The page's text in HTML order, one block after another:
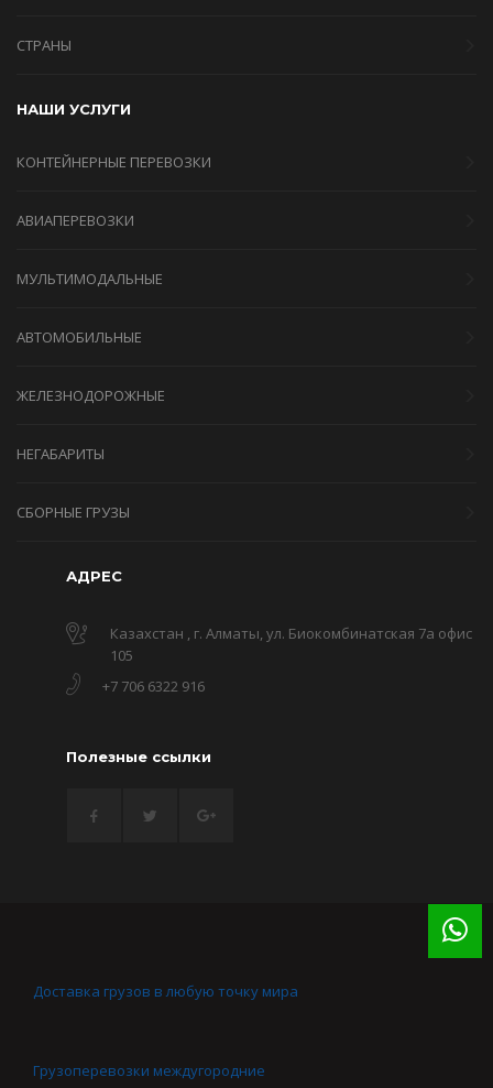
СТРАНЫ
НАШИ УСЛУГИ
КОНТЕЙНЕРНЫЕ ПЕРЕВОЗКИ
АВИАПЕРЕВОЗКИ
МУЛЬТИМОДАЛЬНЫЕ
АВТОМОБИЛЬНЫЕ
ЖЕЛЕЗНОДОРОЖНЫЕ
НЕГАБАРИТЫ
СБОРНЫЕ ГРУЗЫ
АДРЕС
Казахстан , г. Алматы, ул. Биокомбинатская 7а офис
105
+7 706 6322 916
Полезные ссылки
Доставка грузов в любую точку мира
Грузоперевозки междугородние